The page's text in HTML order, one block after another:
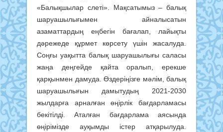
«Балықшылар слеті». Мақсатымыз – балық
шаруашылығымен айналысатын
азаматтардың еңбегін бағалап, лайықты
дәрежеде құрмет көрсету үшін жасалуда.
Соңғы уақытта балық шаруашылығы саласы
жаңа деңгейде қайта оралып, ерекше
қарқынмен дамуда. Өздеріңізге мәлім, балық
шаруашылығын дамытудың 2021-2030
жылдарға арналған өңірлік бағдарламасы
бекітілді. Аталған бағдарлама аясында
өңірімізде ауқымды істер атқарылуда.